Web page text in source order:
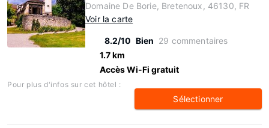
Domaine De Borie, Bretenoux, 46130, FR
Voir la carte
8.2/10 Bien 29 commentaires
1.7 km
Accès Wi-Fi gratuit
Pour plus d'infos sur cet hôtel :
Sélectionner